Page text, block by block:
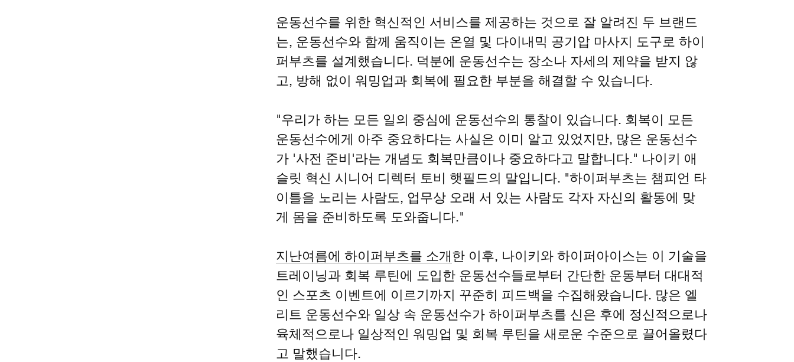
운동선수를 위한 혁신적인 서비스를 제공하는 것으로 잘 알려진 두 브랜드
는, 운동선수와 함께 움직이는 온열 및 다이내믹 공기압 마사지 도구로 하이
퍼부츠를 설계했습니다. 덕분에 운동선수는 장소나 자세의 제약을 받지 않
고, 방해 없이 워밍업과 회복에 필요한 부분을 해결할 수 있습니다.
"우리가 하는 모든 일의 중심에 운동선수의 통찰이 있습니다. 회복이 모든
운동선수에게 아주 중요하다는 사실은 이미 알고 있었지만, 많은 운동선수
가 '사전 준비'라는 개념도 회복만큼이나 중요하다고 말합니다." 나이키 애
슬릿 혁신 시니어 디렉터 토비 햇필드의 말입니다. "하이퍼부츠는 챔피언 타
이틀을 노리는 사람도, 업무상 오래 서 있는 사람도 각자 자신의 활동에 맞
게 몸을 준비하도록 도와줍니다."
지난여름에 하이퍼부츠를 소개한 이후, 나이키와 하이퍼아이스는 이 기술을
트레이닝과 회복 루틴에 도입한 운동선수들로부터 간단한 운동부터 대대적
인 스포츠 이벤트에 이르기까지 꾸준히 피드백을 수집해왔습니다. 많은 엘
리트 운동선수와 일상 속 운동선수가 하이퍼부츠를 신은 후에 정신적으로나
육체적으로나 일상적인 워밍업 및 회복 루틴을 새로운 수준으로 끌어올렸다
고 말했습니다.